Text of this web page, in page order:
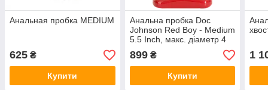
Анальная пробка MEDIUM
625 ₴
Купити
Анальна пробка Doc
Johnson Red Boy - Medium
5.5 Inch, макс. діаметр 4
см
899₴
Купити
1